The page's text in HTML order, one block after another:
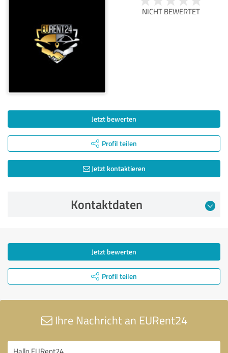
NICHT BEWERTET
Jetzt bewerten
Profil teilen
Jetzt kontaktieren
Kontaktdaten
Jetzt bewerten
Profil teilen
Ihre Nachricht an EURent24